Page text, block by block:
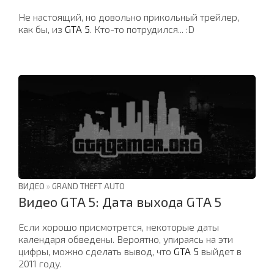
Не настоящий, но довольно прикольный трейлер,
как бы, из GTA 5. Кто-то потрудился... :D
ВИДЕО » GRAND THEFT AUTO
Видео GTA 5: Дата выхода GTA 5
Если хорошо присмотрется, некоторые даты
календаря обведены. Вероятно, упираясь на эти
цифры, можно сделать вывод, что GTA 5 выйдет в
2011 году.